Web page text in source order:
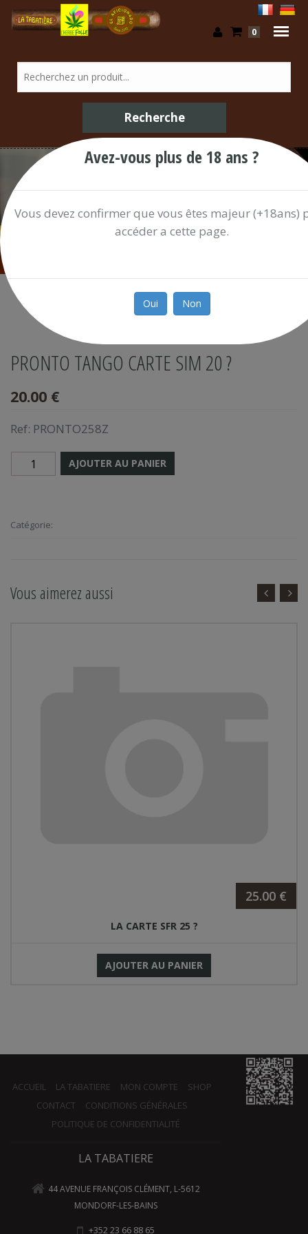
0
/ Shop
PRONTO TANGO CARTE SIM 20 ?
20.00 €
Ref: PRONTO258Z
AJOUTER AU PANIER
Catégorie:
Vous aimerez aussi
25.00 €
LA CARTE SFR 25 ?
AJOUTER AU PANIER
ACCUEIL LA TABATIERE MON COMPTE
SHOP
CONTACT
CONDITIONS GÉNÉRALES
POLITIQUE DE CONFIDENTIALITÉ
LA TABATIERE
44 AVENUE FRANÇOIS CLÉMENT, L-5612
MONDORF-LES-BAINS
+352 23 66 88 65
Avez-vous plus de 18 ans ?
Vous devez confirmer que vous êtes majeur (+18ans)
accéder a cette page.
Oui Non